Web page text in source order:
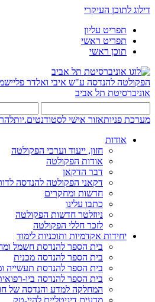
דילוג לתוכן העיקרי
תפריט עליון
תפריט ראשי
תוכן ראשי
הפקולטה להנדסה ע"ש איבי ואלדר
אוניברסיטת תל אביב
מערכת פניותאזור אישי לסטודנטים.יות
אודות
חזון, ייעוד וערכי הפקולטה
אודות הפקולטה
דבר הדקאן
דקאני הפקולטה להנדסה
חדשות ומחקרים
כתבו עלינו
ניוזלטר חדשות הפקולטה
לזכר חללי הפקולטה
יחידות אקדמיות ותוכניות לימוד
בית הספר להנדסת חשמל
בית הספר להנדסה מכנית
בית הספר להנדסת תעשייה
בית הספר להנדסה ביו-
המחלקה למדע והנדסה של
מדעים דיגיטליים להיי-טק